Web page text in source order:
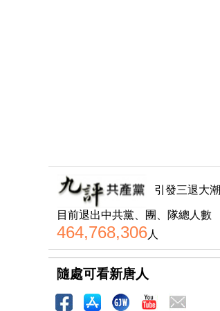
引發三退大潮
目前退出中共黨、團、隊總人數
464,768,306人
隨處可看新唐人